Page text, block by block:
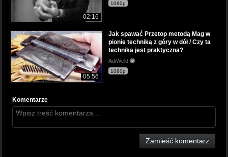
02:16
1080p
05:56
Jak spawać Przetop metodą Mag w
pionie techniką z góry w dół / Czy ta
technika jest praktyczna?
AdiWeld
1080p
Komentarze
Zamieść komentarz